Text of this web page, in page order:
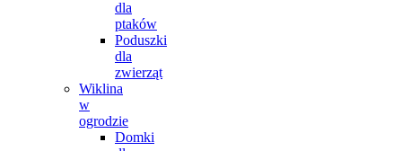
dla
ptaków
Poduszki
dla
zwierząt
Wiklina
w
ogrodzie
Domki